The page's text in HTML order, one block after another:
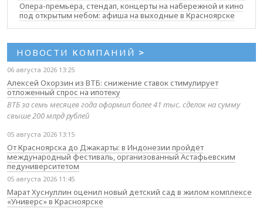
Опера-премьера, стендап, концерты на набережной и кино
под открытым небом: афиша на выходные в Красноярске
НОВОСТИ КОМПАНИЙ >
06 августа 2026 13:25
Алексей Охорзин из ВТБ: снижение ставок стимулирует
отложенный спрос на ипотеку
ВТБ за семь месяцев года оформил более 41 тыс. сделок на сумму
свыше 200 млрд рублей
05 августа 2026 13:15
От Красноярска до Джакарты: в Индонезии пройдёт
международный фестиваль, организованный Астафьевским
педуниверситетом
05 августа 2026 11:45
Марат Хуснуллин оценил новый детский сад в жилом комплексе
«Универс» в Красноярске